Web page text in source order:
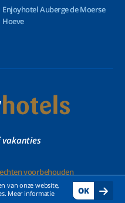
van onze website,
Meer informatie
OK
Enjoyhotel Auberge de Moerse
Hoeve
vakanties
voorbehouden